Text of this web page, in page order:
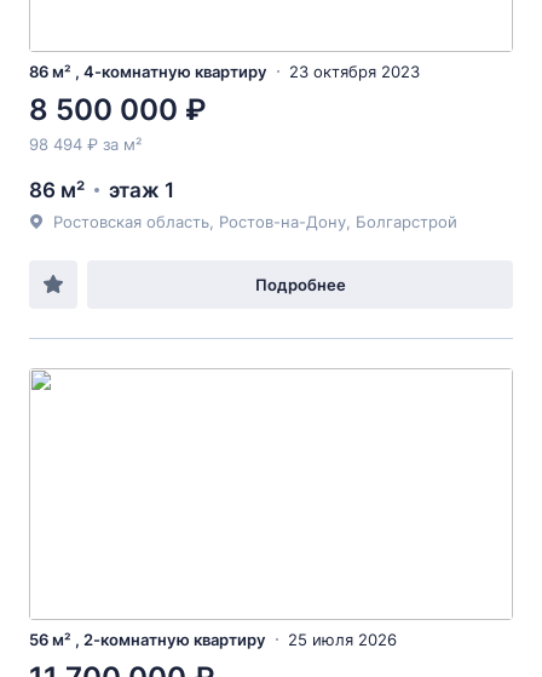
86 м² , 4-комнатную квартиру 23 октября 2023
8 500 000 ₽
98 494 ₽ за м²
86 м² этаж 1
Ростовская область, Ростов-на-Дону, Болгарстрой
Подробнее
56 м² , 2-комнатную квартиру 25 июля 2026